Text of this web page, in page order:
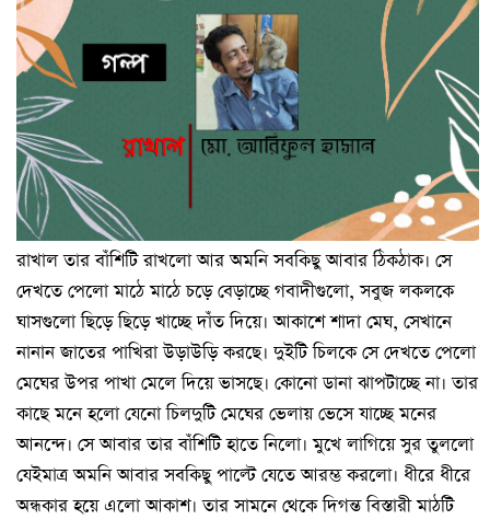
রাখাল তার বাঁশিটি রাখলো আর অমনি সবকিছু আবার ঠিকঠাক। সে
দেখতে পেলো মাঠে মাঠে চড়ে বেড়াচ্ছে গবাদীগুলো, সবুজ লকলকে
ঘাসগুলো ছিড়ে ছিড়ে খাচ্ছে দাঁত দিয়ে। আকাশে শাদা মেঘ, সেখানে
নানান জাতের পাখিরা উড়াউড়ি করছে। দুইটি চিলকে সে দেখতে পেলো
মেঘের উপর পাখা মেলে দিয়ে ভাসছে। কোনো ডানা ঝাপটাচ্ছে না। তার
কাছে মনে হলো যেনো চিলদুটি মেঘের ভেলায় ভেসে যাচ্ছে মনের
আনন্দে। সে আবার তার বাঁশিটি হাতে নিলো। মুখে লাগিয়ে সুর তুললো
যেইমাত্র অমনি আবার সবকিছু পাল্টে যেতে আরম্ভ করলো। ধীরে ধীরে
অন্ধকার হয়ে এলো আকাশ। তার সামনে থেকে দিগন্ত বিস্তারী মাঠটি